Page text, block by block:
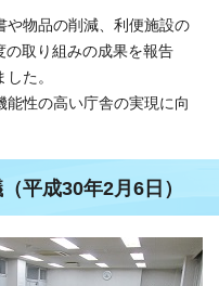
や物品の削減、利便施設の
取り組みの成果を報告
た。
能性の高い庁舎の実現に向
平成30年2月6日）